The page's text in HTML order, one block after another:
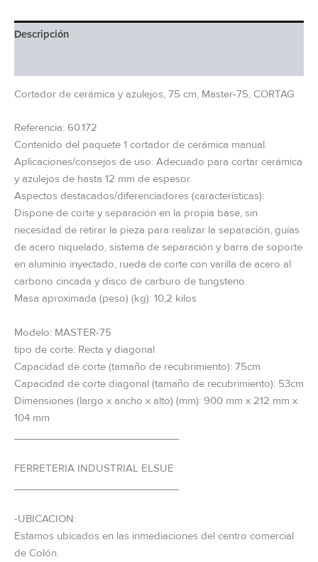
Descripción
Cortador de cerámica y azulejos, 75 cm, Master-75, CORTAG
Referencia: 60.172
Contenido del paquete 1 cortador de cerámica manual.
Aplicaciones/consejos de uso: Adecuado para cortar cerámica
y azulejos de hasta 12 mm de espesor.
Aspectos destacados/diferenciadores (características):
Dispone de corte y separación en la propia base, sin
necesidad de retirar la pieza para realizar la separación, guías
de acero niquelado, sistema de separación y barra de soporte
en aluminio inyectado, rueda de corte con varilla de acero al
carbono cincada y disco de carburo de tungsteno.
Masa aproximada (peso) (kg): 10,2 kilos
Modelo: MASTER-75
tipo de corte: Recta y diagonal
Capacidad de corte (tamaño de recubrimiento): 75cm
Capacidad de corte diagonal (tamaño de recubrimiento): 53cm
Dimensiones (largo x ancho x alto) (mm): 900 mm x 212 mm x
104 mm
FERRETERIA INDUSTRIAL ELSUE
-UBICACION:
Estamos ubicados en las inmediaciones del centro comercial
de Colón.